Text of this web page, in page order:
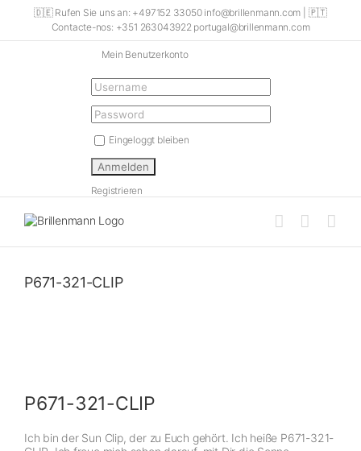
🇩🇪 Rufen Sie uns an: +497152 33050 info@brillenmann.com | 🇵🇹
Contacte-nos: +351 263043922 portugal@brillenmann.com
Mein Benutzerkonto
Eingeloggt bleiben
Registrieren
P671-321-CLIP
P671-321-CLIP
Ich bin der Sun Clip, der zu Euch gehört. Ich heiße P671-321-